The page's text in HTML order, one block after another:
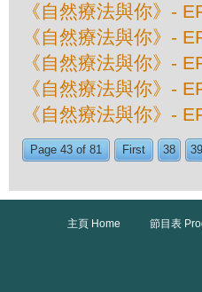
《自然療法與你》-
《自然療法與你》-
《自然療法與你》-
《自然療法與你》-
《自然療法與你》-
Page 43 of 81 First 38 39
主頁 Home 節目表